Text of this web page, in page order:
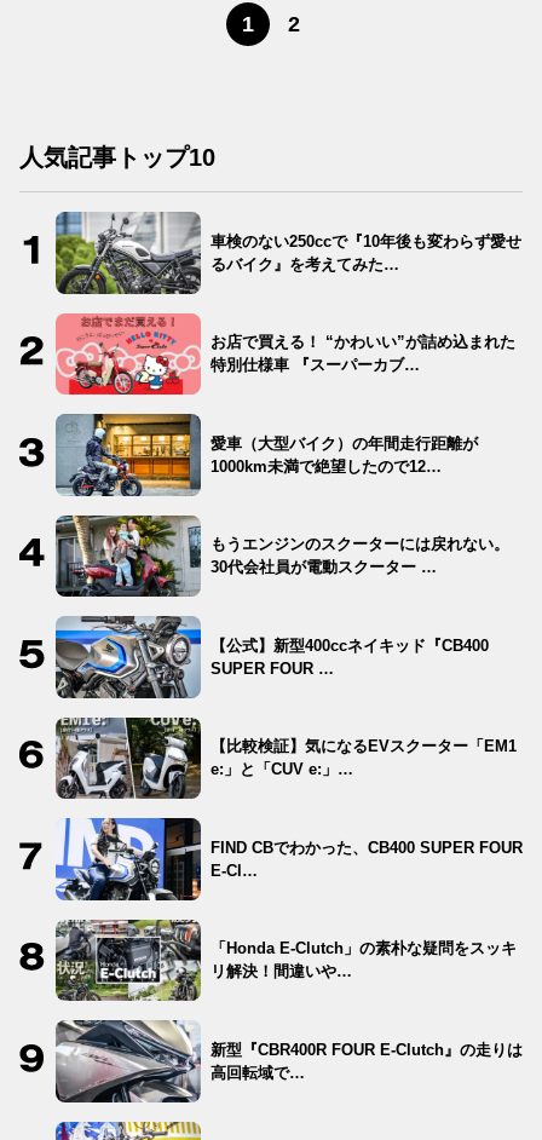
1 2
人気記事トップ10
車検のない250ccで『10年後も変わらず愛せ
るバイク』を考えてみた…
お店で買える！ “かわいい”が詰め込まれた
特別仕様車 『スーパーカブ…
愛車（大型バイク）の年間走行距離が
1000km未満で絶望したので12…
もうエンジンのスクーターには戻れない。
30代会社員が電動スクーター …
【公式】新型400ccネイキッド『CB400
SUPER FOUR …
【比較検証】気になるEVスクーター「EM1
e:」と「CUV e:」…
FIND CBでわかった、CB400 SUPER FOUR
E-Cl…
「Honda E-Clutch」の素朴な疑問をスッキ
リ解決！間違いや…
新型『CBR400R FOUR E-Clutch』の走りは
高回転域で…